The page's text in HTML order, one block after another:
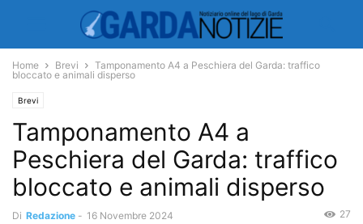
Home Brevi
Tamponamento A4 a Peschiera del Garda: traffico
bloccato e animali disperso
Brevi
Tamponamento A4 a
Peschiera del Garda: traffico
bloccato e animali disperso
Di Redazione - 16 Novembre 2024 27